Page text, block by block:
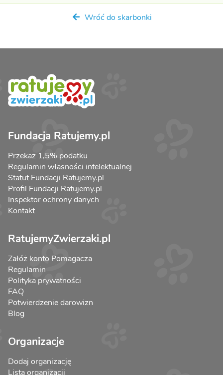
Wróć do skarbonki
Fundacja Ratujemy.pl
Przekaż 1,5% podatku
Regulamin własności intelektualnej
Statut Fundacji Ratujemy.pl
Profil Fundacji Ratujemy.pl
Inspektor ochrony danych
Kontakt
RatujemyZwierzaki.pl
Załóż konto Pomagacza
Regulamin
Polityka prywatności
FAQ
Potwierdzenie darowizn
Blog
Organizacje
Dodaj organizację
Lista organizacji